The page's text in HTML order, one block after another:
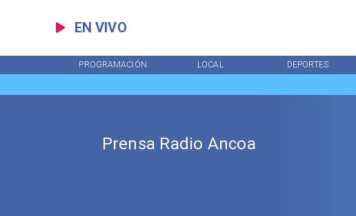
EN VIVO
PROGRAMACIÓN LOCAL DEPORTES
Prensa Radio Ancoa